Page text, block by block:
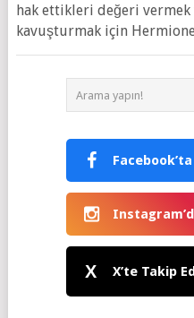
hak ettikleri değeri
kavuşturmak için
X X’te Takip